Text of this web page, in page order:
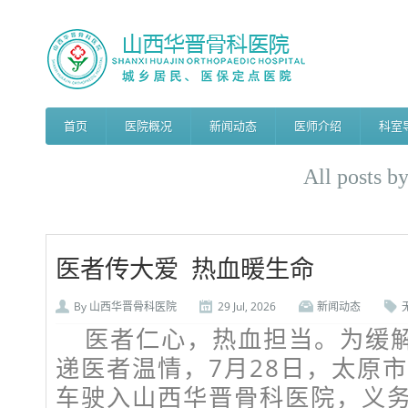
首页 医院概况 新闻动态 医师介绍 科室
All posts
医者传大爱 热血暖生命
By 山西华晋骨科医院 29 Jul, 2026 新闻动态
医者仁心，热血担当。为缓
递医者温情，7月28日，太原
车驶入山西华晋骨科医院，义